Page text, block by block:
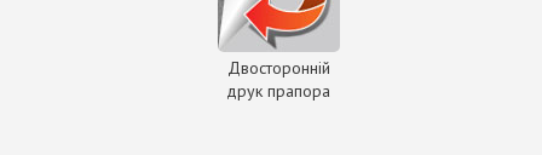
Двосторонній
друк прапора